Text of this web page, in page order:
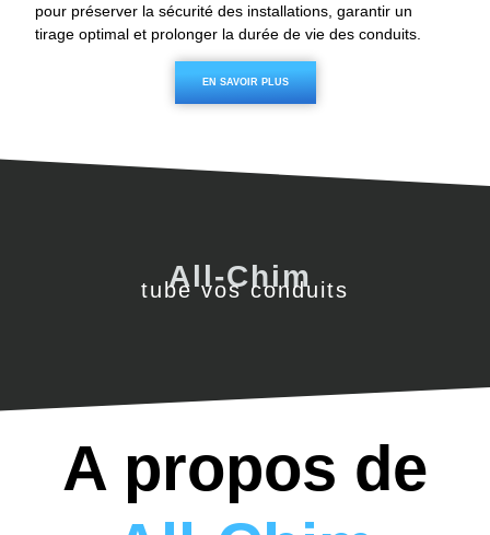
pour préserver la sécurité des installations, garantir un
tirage optimal et prolonger la durée de vie des conduits.
EN SAVOIR PLUS
All-Chim
tube vos conduits
A propos de